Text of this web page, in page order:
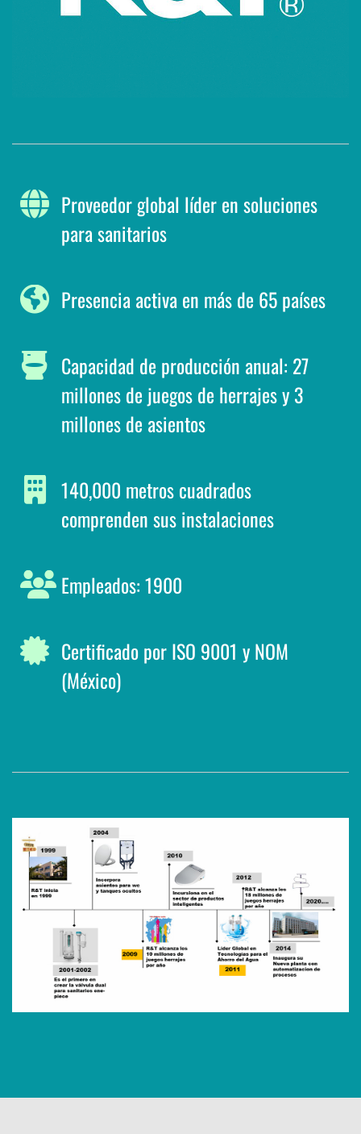
Proveedor global líder en soluciones
para sanitarios
Presencia activa en más de 65 países
Capacidad de producción anual: 27
millones de juegos de herrajes y 3
millones de asientos
140,000 metros cuadrados
comprenden sus instalaciones
Empleados: 1900
Certificado por ISO 9001 y NOM
(México)